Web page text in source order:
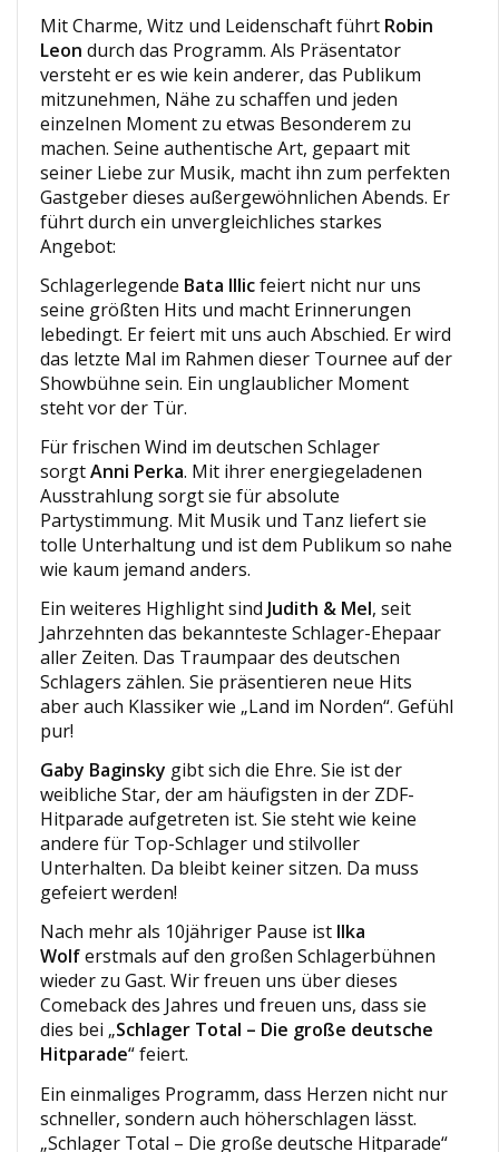
Mit Charme, Witz und Leidenschaft führt Robin
Leon durch das Programm. Als Präsentator
versteht er es wie kein anderer, das Publikum
mitzunehmen, Nähe zu schaffen und jeden
einzelnen Moment zu etwas Besonderem zu
machen. Seine authentische Art, gepaart mit
seiner Liebe zur Musik, macht ihn zum perfekten
Gastgeber dieses außergewöhnlichen Abends. Er
führt durch ein unvergleichliches starkes
Angebot:
Schlagerlegende Bata Illicfeiert nicht nur uns
seine größten Hits und macht Erinnerungen
lebedingt. Er feiert mit uns auch Abschied. Er wird
das letzte Mal im Rahmen dieser Tournee auf der
Showbühne sein. Ein unglaublicher Moment
steht vor der Tür.
Für frischen Wind im deutschen Schlager
sorgtAnni Perka. Mit ihrer energiegeladenen
Ausstrahlung sorgt sie für absolute
Partystimmung. Mit Musik und Tanz liefert sie
tolle Unterhaltung und ist dem Publikum so nahe
wie kaum jemand anders.
Ein weiteres Highlight sind Judith & Mel, seit
Jahrzehnten das bekannteste Schlager-Ehepaar
aller Zeiten. Das Traumpaar des deutschen
Schlagers zählen. Sie präsentieren neue Hits
aber auch Klassiker wie „Land im Norden“. Gefühl
pur!
Gaby Baginsky gibt sich die Ehre. Sie ist der
weibliche Star, der am häufigsten in der ZDF-
Hitparade aufgetreten ist. Sie steht wie keine
andere für Top-Schlager und stilvoller
Unterhalten. Da bleibt keiner sitzen. Da muss
gefeiert werden!
Nach mehr als 10jähriger Pause ist Ilka
Wolferstmals auf den großen Schlagerbühnen
wieder zu Gast. Wir freuen uns über dieses
Comeback des Jahres und freuen uns, dass sie
dies bei „Schlager Total – Die große deutsche
Hitparade“ feiert.
Ein einmaliges Programm, dass Herzen nicht nur
schneller, sondern auch höherschlagen lässt.
„Schlager Total – Die große deutsche Hitparade“